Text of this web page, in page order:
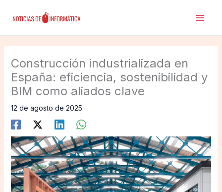
Construcción industrializada en
España: eficiencia, sostenibilidad y
BIM como aliados clave
12 de agosto de 2025